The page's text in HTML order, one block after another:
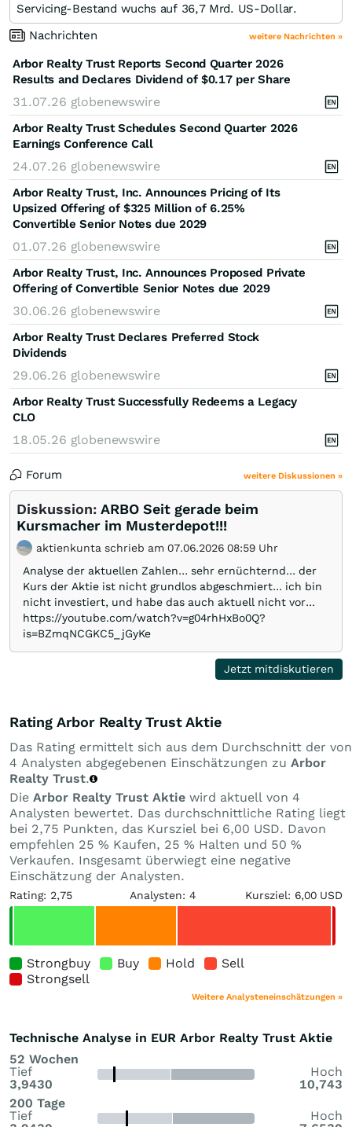
Servicing-Bestand wuchs auf 36,7 Mrd. US-Dollar.
Nachrichten
weitere Nachrichten »
Arbor Realty Trust Reports Second Quarter 2026
Results and Declares Dividend of $0.17 per Share
31.07.26 globenewswire
Arbor Realty Trust Schedules Second Quarter 2026
Earnings Conference Call
24.07.26 globenewswire
Arbor Realty Trust, Inc. Announces Pricing of Its
Upsized Offering of $325 Million of 6.25%
Convertible Senior Notes due 2029
01.07.26 globenewswire
Arbor Realty Trust, Inc. Announces Proposed Private
Offering of Convertible Senior Notes due 2029
30.06.26 globenewswire
Arbor Realty Trust Declares Preferred Stock
Dividends
29.06.26 globenewswire
Arbor Realty Trust Successfully Redeems a Legacy
CLO
18.05.26 globenewswire
Forum weitere Diskussionen »
Diskussion: ARBO Seit gerade beim
Kursmacher im Musterdepot!!!
aktienkunta schrieb am 07.06.2026 08:59 Uhr
Analyse der aktuellen Zahlen... sehr ernüchternd... der
Kurs der Aktie ist nicht grundlos abgeschmiert... ich bin
nicht investiert, und habe das auch aktuell nicht vor...
https://youtube.com/watch?v=g04rhHxBo0Q?
is=BZmqNCGKC5_jGyKe
Jetzt mitdiskutieren
Rating Arbor Realty Trust Aktie
Das Rating ermittelt sich aus dem Durchschnitt der von
4 Analysten abgegebenen Einschätzungen zu Arbor
Realty Trust.
Die Arbor Realty Trust Aktie wird aktuell von 4
Analysten bewertet. Das durchschnittliche Rating liegt
bei 2,75 Punkten, das Kursziel bei 6,00 USD. Davon
empfehlen 25 % Kaufen, 25 % Halten und 50 %
Verkaufen. Insgesamt überwiegt eine negative
Einschätzung der Analysten.
Rating: 2,75 Analysten: 4 Kursziel: 6,00 USD
Strongbuy Buy Hold
Sell
Strongsell
Weitere Analysteneinschätzungen »
Technische Analyse in EUR Arbor Realty Trust Aktie
52 Wochen
Tief
3,9430
Hoch
10,743
200 Tage
Tief
Hoch